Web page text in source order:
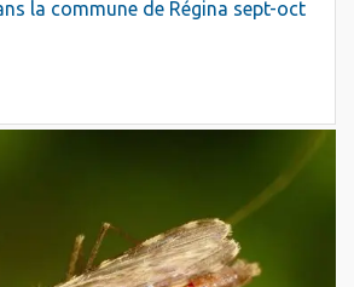
la commune de Régina sept-oct